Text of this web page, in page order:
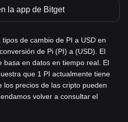
la app de Bitget
de cambio de PI a USD en
de Pi (PI) a (USD). El
basa en datos en tiempo real. El
que 1 PI actualmente tiene
los precios de las cripto pueden
volver a consultar el